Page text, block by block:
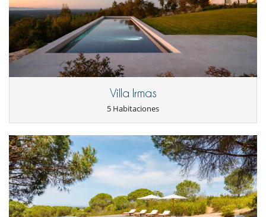
Villa Irmas
5 Habitaciones